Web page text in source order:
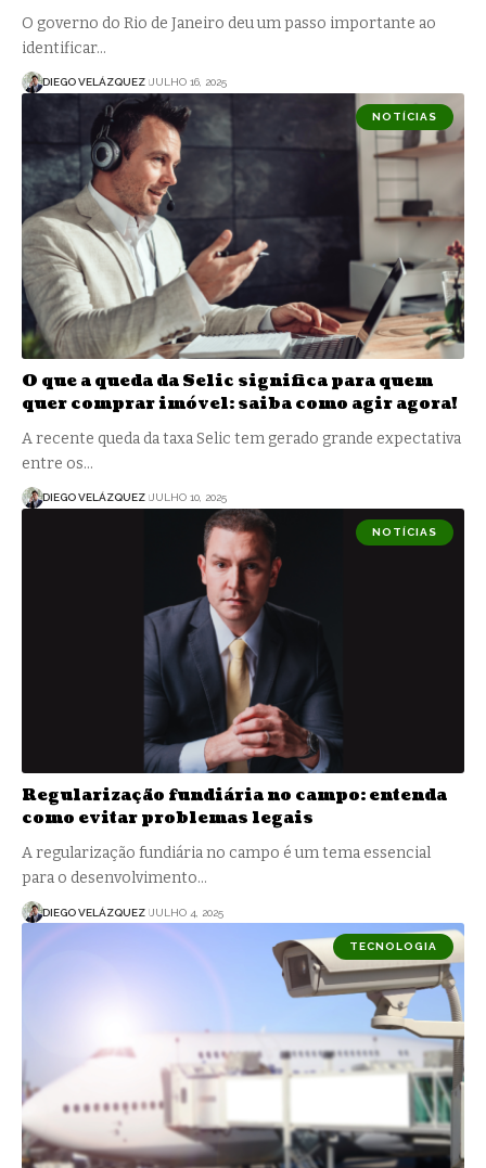
O governo do Rio de Janeiro deu um passo importante ao
identificar…
DIEGO VELÁZQUEZ JULHO 16, 2025
NOTÍCIAS
O que a queda da Selic significa para quem
quer comprar imóvel: saiba como agir agora!
A recente queda da taxa Selic tem gerado grande expectativa
entre os…
DIEGO VELÁZQUEZ JULHO 10, 2025
NOTÍCIAS
Regularização fundiária no campo: entenda
como evitar problemas legais
A regularização fundiária no campo é um tema essencial
para o desenvolvimento…
DIEGO VELÁZQUEZ JULHO 4, 2025
TECNOLOGIA